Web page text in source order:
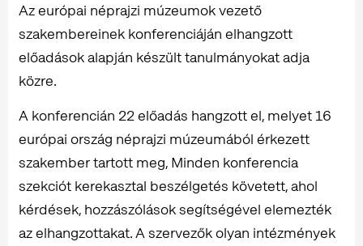
Az európai néprajzi múzeumok vezető
szakembereinek konferenciáján elhangzott
előadások alapján készült tanulmányokat adja
közre.
A konferencián 22 előadás hangzott el, melyet 16
európai ország néprajzi múzeumából érkezett
szakember tartott meg, Minden konferencia
szekciót kerekasztal beszélgetés követett, ahol
kérdések, hozzászólások segítségével elemezték
az elhangzottakat. A szervezők olyan intézmények